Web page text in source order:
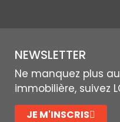
NEWSLETTER
Ne manquez plus
immobilière, suivez
JE M'INSCRIS